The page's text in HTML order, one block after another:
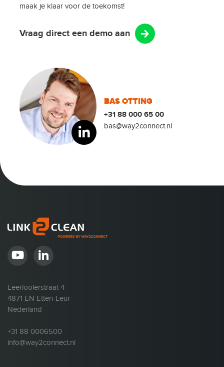
maak je klaar voor de toekomst!
Vraag direct een demo aan
BAS OTTING
+31 88 000 65 00
bas@way2connect.nl
Leerlooierstraat 4
4871 EN Etten-Leur
Nederland
+31 88 0006500
info@way2connect.nl